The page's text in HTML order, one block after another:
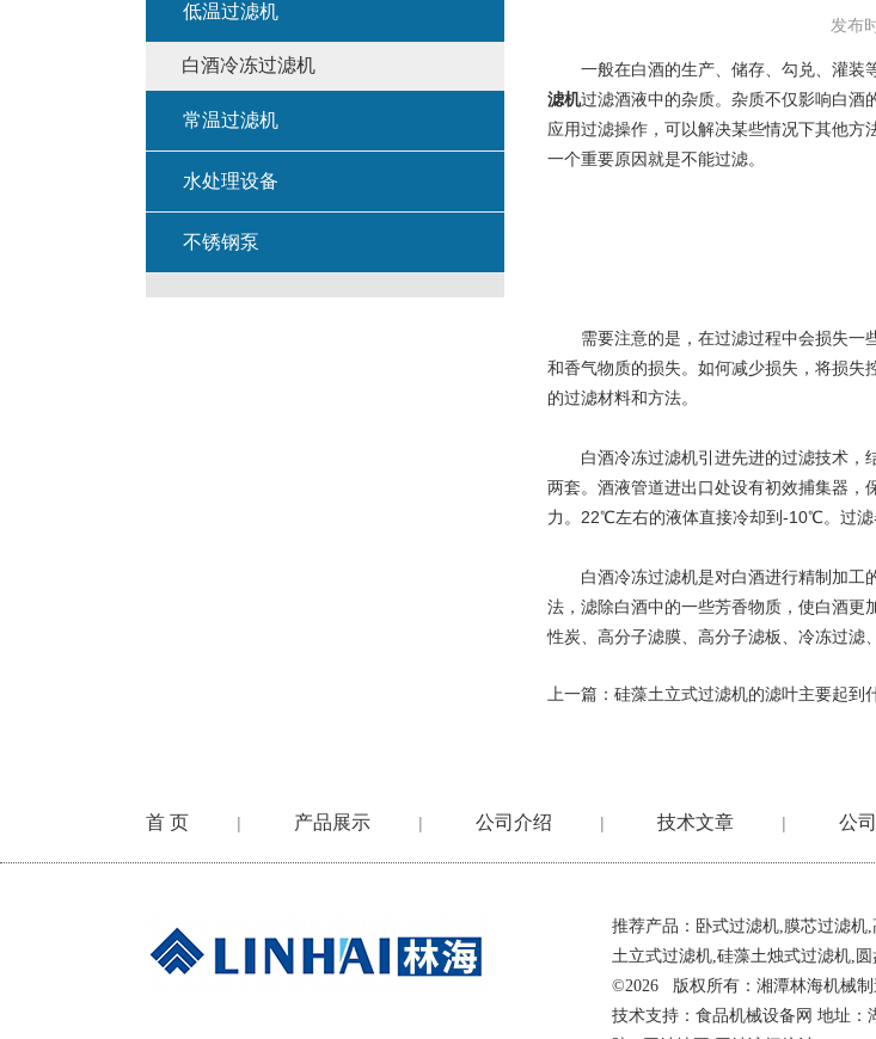
发布
一般在白酒的生产、储存、勾兑、灌装
滤机过滤酒液中的杂质。杂质不仅影响白酒
应用过滤操作，可以解决某些情况下其他方
一个重要原因就是不能过滤。
需要注意的是，在过滤过程中会损失一
和香气物质的损失。如何减少损失，将损失
的过滤材料和方法。
白酒冷冻过滤机引进先进的过滤技术，
两套。酒液管道进出口处设有初效捕集器，
力。22℃左右的液体直接冷却到-10℃。过滤
白酒冷冻过滤机是对白酒进行精制加工
法，滤除白酒中的一些芳香物质，使白酒更
性炭、高分子滤膜、高分子滤板、冷冻过滤
上一篇： 硅藻土立式过滤机的滤叶主要起到
低温过滤机
白酒冷冻过滤机
常温过滤机
水处理设备
不锈钢泵
首 页 | 产品展示 | 公司介绍 | 技术文章 | 公
推荐产品： 卧式过滤机,膜芯过滤机,
土立式过滤机,硅藻土烛式过滤机,
©2026 版权所有：湘潭林海机械
技术支持： 食品机械设备网 地址：